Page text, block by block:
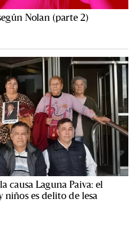
Nolan (parte 2)
causa Laguna Paiva: el
niños es delito de lesa